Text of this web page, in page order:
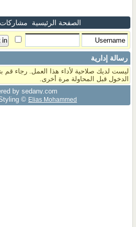
الصفحة الرئيسية مشاركات
رسالة إدارية
ليست لديك صلاحية لأداء هذا العمل. رجاء
الدخول قبل المحاولة مرة أخرى.
by sedany.com
© Elias Mohammed